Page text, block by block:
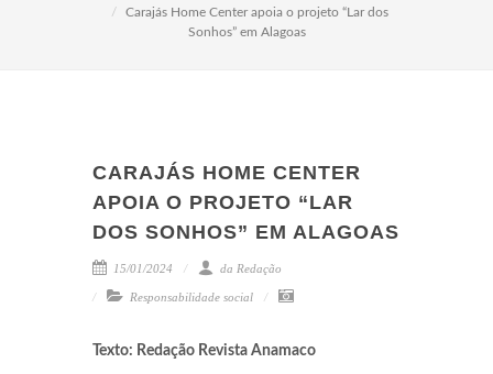
Carajás Home Center apoia o projeto “Lar dos
Sonhos” em Alagoas
CARAJÁS HOME CENTER
APOIA O PROJETO “LAR
DOS SONHOS” EM ALAGOAS
15/01/2024 da Redação
Responsabilidade social
Texto: Redação Revista Anamaco